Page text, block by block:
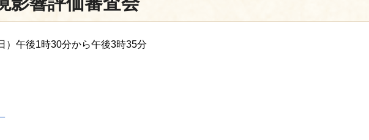
）午後1時30分から午後3時35分